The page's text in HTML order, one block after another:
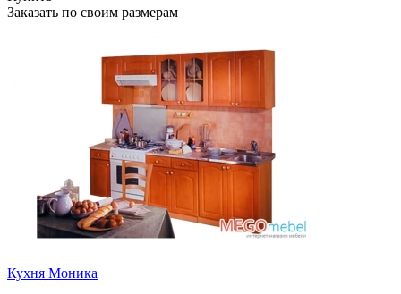
Заказать по своим размерам
Кухня Моника